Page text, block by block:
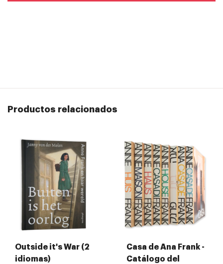
Productos relacionados
Outside it's War (2
idiomas)
Casa de Ana Frank -
Catálogo del